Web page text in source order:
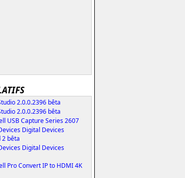
2.0.0.2396 bêta
2.0.0.2396 bêta
USB Capture Series 2607
Digital Devices
2 bêta
Digital Devices
Pro Convert IP to HDMI 4K